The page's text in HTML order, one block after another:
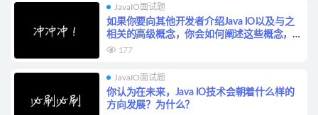
JavaIO面试题
如果你要向其他开发者介绍Java IO以及与之
相关的高级概念，你会如何阐述这些概念，并
给出哪些建议和实践经验？
177
JavaIO面试题
你认为在未来，Java IO技术会朝着什么样的
方向发展？为什么？